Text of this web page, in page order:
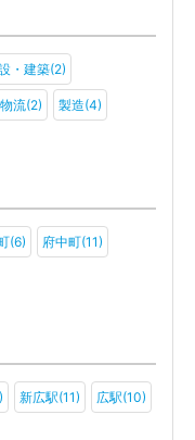
・建築(2)
流(2) 製造(4)
(6) 府中町(11)
新広駅(11) 広駅(10)